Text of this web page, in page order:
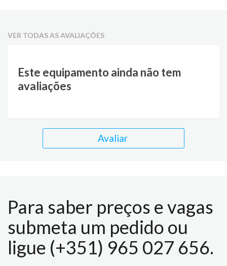
VER TODAS AS AVALIAÇÕES
Este equipamento ainda não tem
avaliações
Avaliar
Para saber preços e vagas
submeta um pedido ou
ligue (+351) 965 027 656.